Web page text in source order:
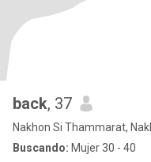
back, 37
Nakhon Si Thammarat,
Buscando: Mujer 30 - 40